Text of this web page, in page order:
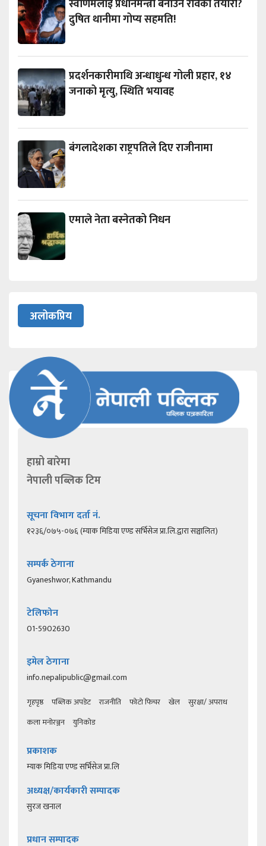
स्वर्णिमलाई प्रधानमन्त्री बनाउने रविको तयारी?
दुषित थानीमा गोप्य सहमति!
प्रदर्शनकारीमाथि अन्धाधुन्ध गोली प्रहार, १४
जनाको मृत्यु, स्थिति भयावह
बंगलादेशका राष्ट्रपतिले दिए राजीनामा
एमाले नेता बस्नेतको निधन
अलोकप्रिय
हाम्रो बारेमा
नेपाली पब्लिक टिम
सूचना विभाग दर्ता नं.
१२३६/०७५-०७६ (म्याक मिडिया एण्ड सर्भिसेज प्रा.लि.द्वारा सञ्चालित)
सम्पर्क ठेगाना
Gyaneshwor, Kathmandu
टेलिफोन
01-5902630
इमेल ठेगाना
info.nepalipublic@gmail.com
गृहपृष्ठ पब्लिक अपडेट राजनीति फोटो फिचर खेल
सुरक्षा/ अपराध
कला मनोरञ्जन
युनिकोड
प्रकाशक
म्याक मिडिया एण्ड सर्भिसेज प्रा.लि
अध्यक्ष/कार्यकारी सम्पादक
सुरज खनाल
प्रधान सम्पादक